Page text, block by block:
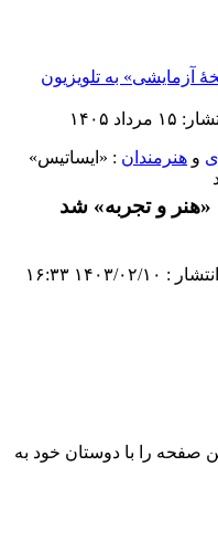
آزمایشی» به تلویزیون
۱۴۰۵
و هنرمندان : «ایساتیس»
و تجربه» شد
۱۴۰۳/۰۲/۱۰ ۱۶:۳۳
صفحه را با دوستان خود به